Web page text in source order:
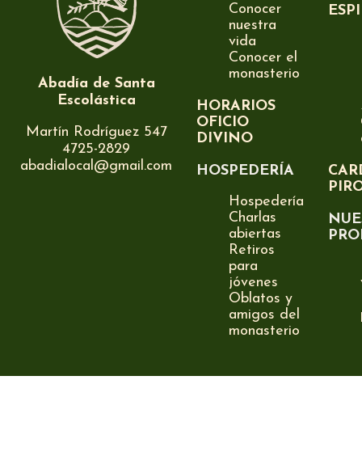
Abadía de Santa
Escolástica
Martín Rodríguez 547
4725-2829
abadialocal@gmail.com
Conocer
nuestra
vida
Conocer el
monasterio
HORARIOS
OFICIO
DIVINO
HOSPEDERÍA
Hospedería
Charlas
abiertas
Retiros
para
jóvenes
Oblatos y
amigos del
monasterio